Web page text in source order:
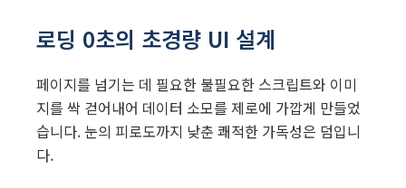
로딩 0초의 초경량 UI 설계
페이지를 넘기는 데 필요한 불필요한 스크립트와 이미
지를 싹 걷어내어 데이터 소모를 제로에 가깝게 만들었
습니다. 눈의 피로도까지 낮춘 쾌적한 가독성은 덤입니
다.